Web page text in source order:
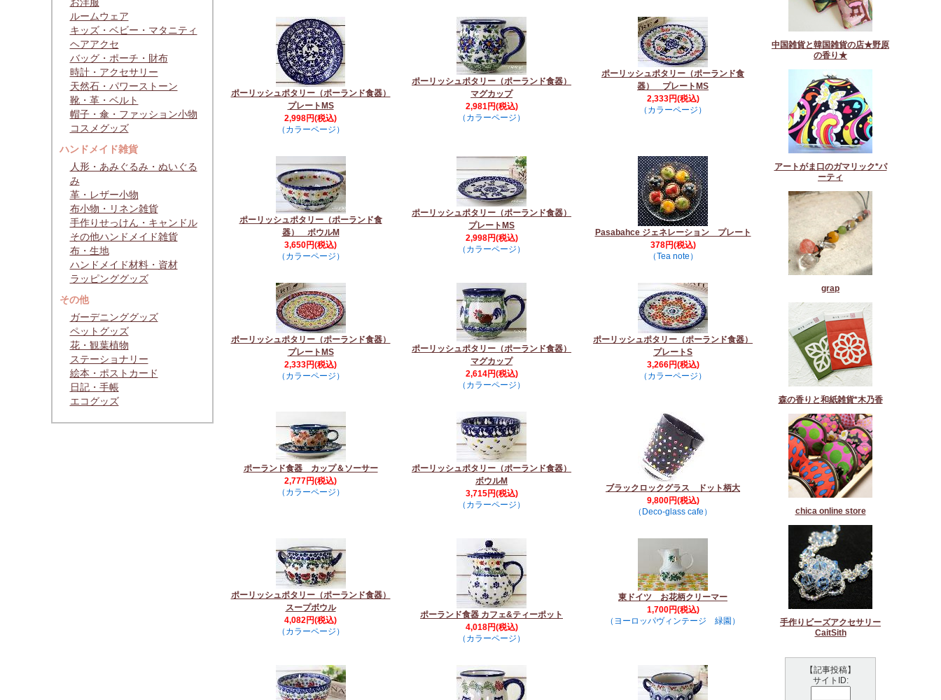
ルームウェア
キッズ・ベビー・マタニティ
ヘアアクセ
バッグ・ポーチ・財布
時計・アクセサリー
天然石・パワーストーン
靴・革・ベルト
帽子・傘・ファッション小物
コスメグッズ
ハンドメイド雑貨
人形・あみぐるみ・ぬいぐる
み
革・レザー小物
布小物・リネン雑貨
手作りせっけん・キャンドル
その他ハンドメイド雑貨
布・生地
ハンドメイド材料・資材
ラッピンググッズ
その他
ガーデニンググッズ
ペットグッズ
花・観葉植物
ステーショナリー
絵本・ポストカード
日記・手帳
エコグッズ
ポーリッシュポタリー（ポーランド食器）
プレートMS
2,998円(税込)
（カラーページ）
ポーリッシュポタリー（ポーランド食器）
マグカップ
2,981円(税込)
（カラーページ）
ポーリッシュポタリー（ポーランド食
器） プレートMS
2,333円(税込)
（カラーページ）
ポーリッシュポタリー（ポーランド食
器） ボウルM
3,650円(税込)
（カラーページ）
ポーリッシュポタリー（ポーランド食器）
プレートMS
2,998円(税込)
（カラーページ）
Pasabahce ジェネレーション プレート
378円(税込)
（Tea note）
ポーリッシュポタリー（ポーランド食器）
プレートMS
2,333円(税込)
（カラーページ）
ポーリッシュポタリー（ポーランド食器）
マグカップ
2,614円(税込)
（カラーページ）
ポーリッシュポタリー（ポーランド食器）
プレートS
3,266円(税込)
（カラーページ）
ポーランド食器 カップ＆ソーサー
2,777円(税込)
（カラーページ）
ポーリッシュポタリー（ポーランド食器）
ボウルM
3,715円(税込)
（カラーページ）
ブラックロックグラス ドット柄大
9,800円(税込)
（Deco-glass cafe）
ポーリッシュポタリー（ポーランド食器）
スープボウル
4,082円(税込)
（カラーページ）
ポーランド食器 カフェ&ティーポット
4,018円(税込)
（カラーページ）
東ドイツ お花柄クリーマー
1,700円(税込)
（ヨーロッパヴィンテージ 緑園）
中国雑貨と韓国雑貨の店★野原
の香り★
アートがま口のガマリック*パ
ーティ
grap
森の香りと和紙雑貨*木乃香
chica online store
手作りビーズアクセサリー
CaitSith
【記事投稿】
サイトID: